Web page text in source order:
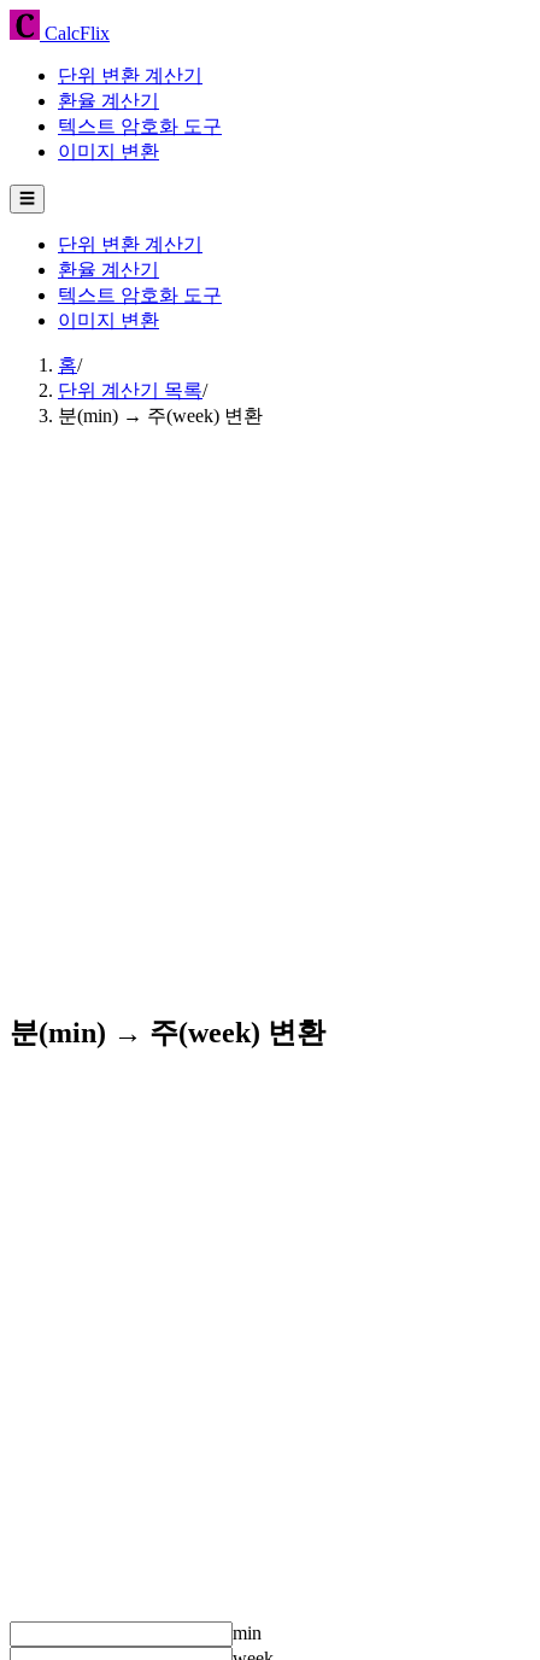
CalcFlix
단위 변환 계산기
환율 계산기
텍스트 암호화 도구
이미지 변환
☰
단위 변환 계산기
환율 계산기
텍스트 암호화 도구
이미지 변환
홈/
단위 계산기 목록/
분(min) → 주(week) 변환
분(min) → 주(week) 변환
min